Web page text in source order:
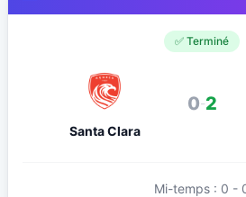
✅ Terminé
Santa Clara
0-2
Mi-temps : 0 -